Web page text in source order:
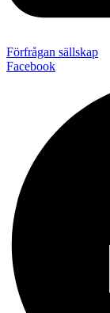
Förfrågan sällskap
Facebook